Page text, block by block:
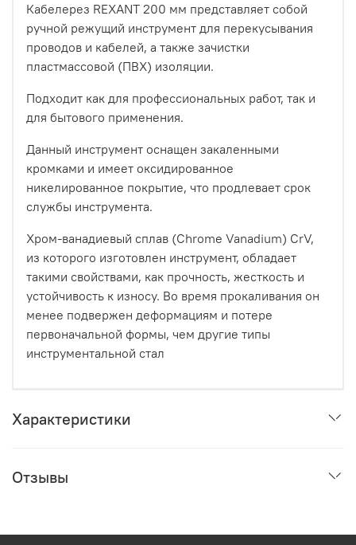
Кабелерез REXANT 200 мм представляет собой
ручной режущий инструмент для перекусывания
проводов и кабелей, а также зачистки
пластмассовой (ПВХ) изоляции.
Подходит как для профессиональных работ, так и
для бытового применения.
Данный инструмент оснащен закаленными
кромками и имеет оксидированное
никелированное покрытие, что продлевает срок
службы инструмента.
Хром-ванадиевый сплав (Chrome Vanadium) CrV,
из которого изготовлен инструмент, обладает
такими свойствами, как прочность, жесткость и
устойчивость к износу. Во время прокаливания он
менее подвержен деформациям и потере
первоначальной формы, чем другие типы
инструментальной стал
Характеристики
Отзывы